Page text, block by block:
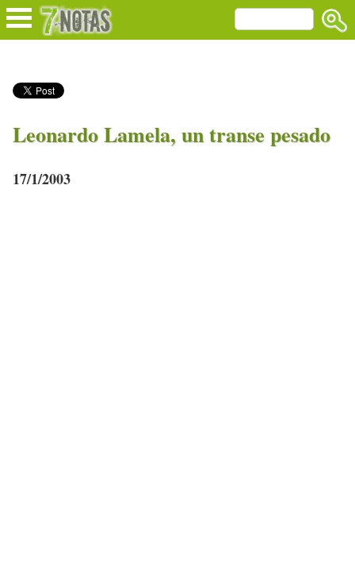
Leonardo Lamela, un transe pesado
17/1/2003